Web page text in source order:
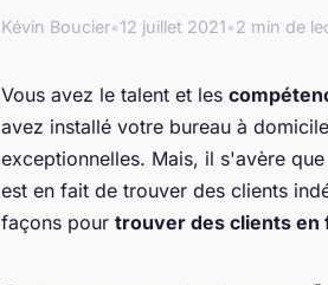
Kévin Boucier•12 juillet 2021•2 min de
Vous avez le talent et les
avez installé votre bureau à
exceptionnelles. Mais, il s'avère
est en fait de trouver des clients
façons pour trouver des clients en